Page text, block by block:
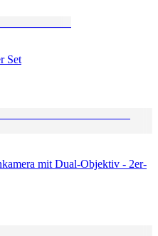
Set
mit Dual-Objektiv - 2er-